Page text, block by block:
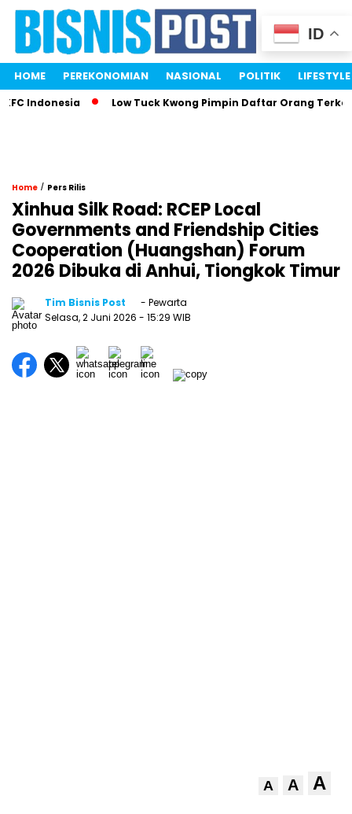
HOME PEREKONOMIAN NASIONAL POLITIK LIFESTYLE
Indonesia Low Tuck Kwong Pimpin Daftar Orang Terkaya
Home / Pers Rilis
Xinhua Silk Road: RCEP Local
Governments and Friendship Cities
Cooperation (Huangshan) Forum
2026 Dibuka di Anhui, Tiongkok Timur
Tim Bisnis Post
- Pewarta
Selasa, 2 Juni 2026 - 15:29 WIB
A A A
ID